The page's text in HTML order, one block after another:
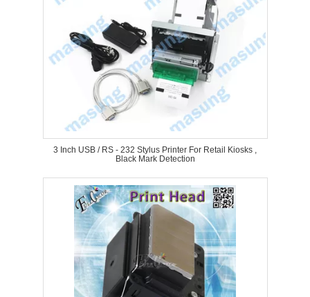
3 Inch USB / RS - 232 Stylus Printer For Retail Kiosks ,
Black Mark Detection